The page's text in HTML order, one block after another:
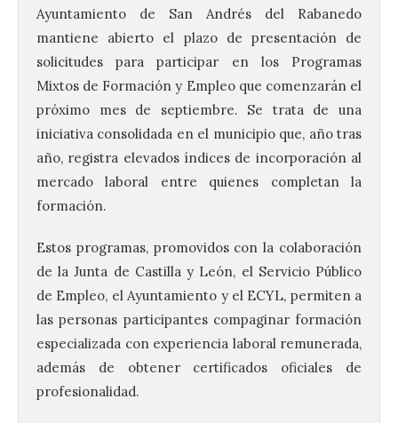
Ayuntamiento de San Andrés del Rabanedo
mantiene abierto el plazo de presentación de
solicitudes para participar en los Programas
Mixtos de Formación y Empleoque comenzarán el
próximo mes de septiembre. Se trata de una
iniciativa consolidada en el municipio que, año tras
año, registra elevados índices de incorporación al
mercado laboral entre quienes completan la
formación.
Estos programas, promovidos con la colaboración
de la Junta de Castilla y León, el Servicio Público
de Empleo, el Ayuntamiento y el ECYL, permiten a
las personas participantes compaginar formación
especializada con experiencia laboral remunerada,
además de obtener certificados oficiales de
profesionalidad.